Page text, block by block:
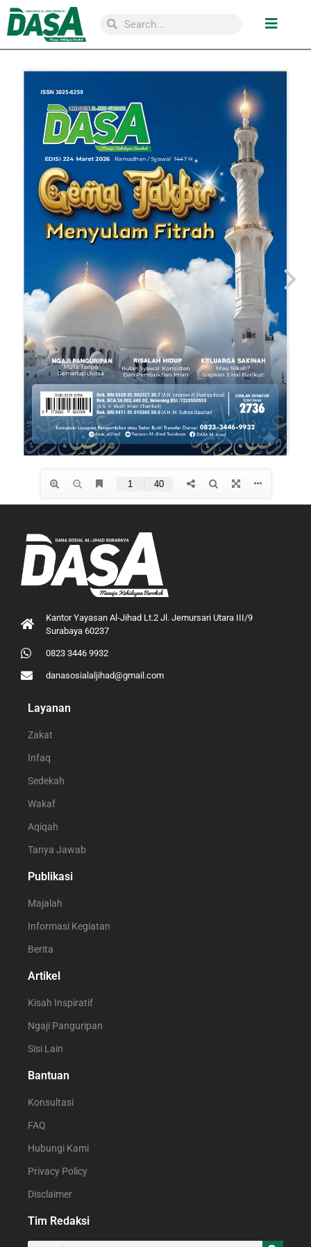
Kantor Yayasan Al-Jihad Lt.2 Jl. Jemursari Utara III/9
Surabaya 60237
0823 3446 9932
danasosialaljihad@gmail.com
Layanan
Zakat
Infaq
Sedekah
Wakaf
Aqiqah
Tanya Jawab
Publikasi
Majalah
Informasi Kegiatan
Berita
Artikel
Kisah Inspiratif
Ngaji Panguripan
Sisi Lain
Bantuan
Konsultasi
FAQ
Hubungi Kami
Privacy Policy
Disclaimer
Tim Redaksi